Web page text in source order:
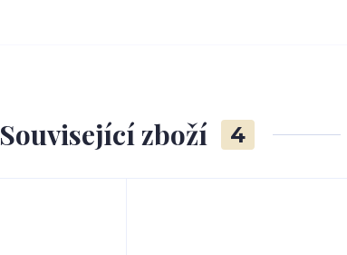
Související zboží 4